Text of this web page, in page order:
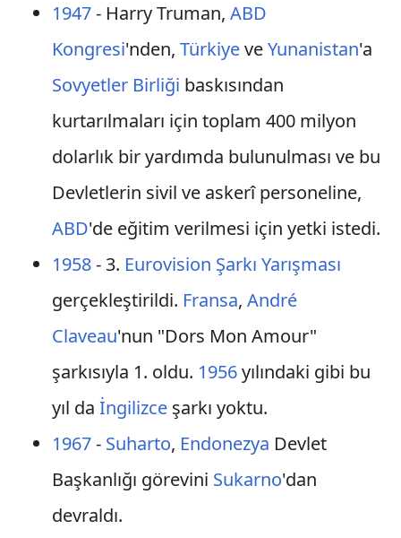
1947- Harry Truman, ABD
Kongresi'nden, TürkiyeveYunanistan'a
Sovyetler Birliği baskısından
kurtarılmaları için toplam 400 milyon
dolarlık bir yardımda bulunulması ve bu
Devletlerin sivil ve askerî personeline,
ABD'de eğitim verilmesi için yetki istedi.
1958- 3. Eurovision Şarkı Yarışması
gerçekleştirildi. Fransa, André
Claveau'nun "Dors Mon Amour"
şarkısıyla 1. oldu. 1956yılındaki gibi bu
yıl da İngilizceşarkı yoktu.
1967- Suharto, Endonezya Devlet
Başkanlığı görevini Sukarno'dan
devraldı.